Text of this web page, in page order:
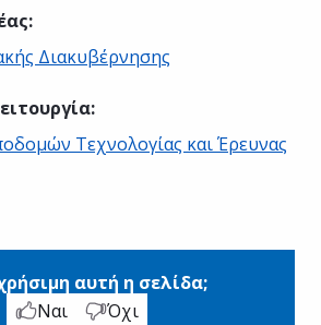
:
Διακυβέρνησης
:
Τεχνολογίας και Έρευνας
αυτή η σελίδα;
Ναι
Όχι